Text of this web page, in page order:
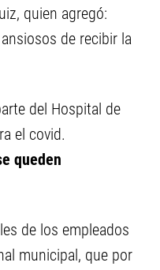
quien agregó:
de recibir la
del Hospital de
el covid.
queden
de los empleados
municipal, que por